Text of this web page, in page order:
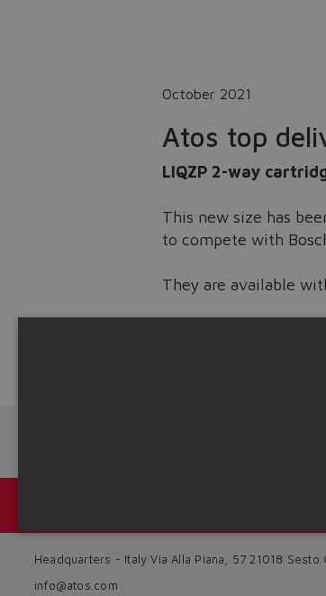
October 2021
Atos top
LIQZP 2-way
This new size has
to compete with
They are available
Headquarters - Italy Via Alla Piana, 57 21018 Sesto
info@atos.com